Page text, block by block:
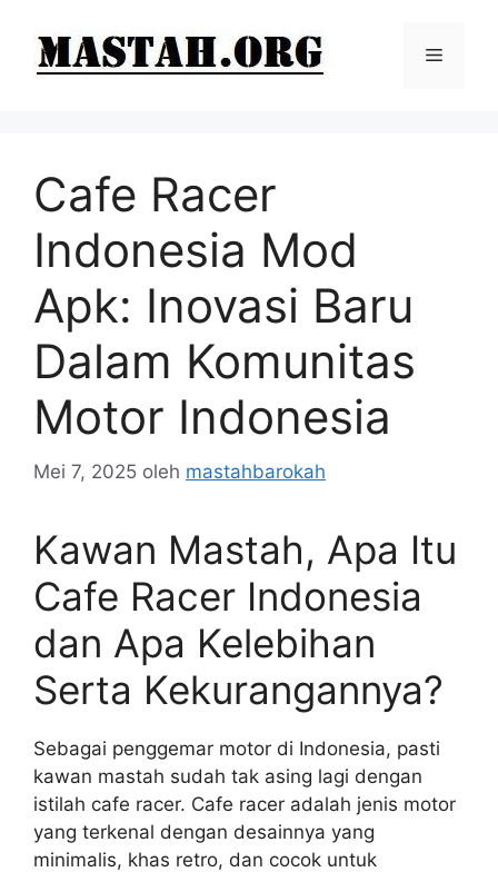
Menu
Cafe Racer
Indonesia Mod
Apk: Inovasi Baru
Dalam Komunitas
Motor Indonesia
Mei 7, 2025 oleh mastahbarokah
Kawan Mastah, Apa Itu
Cafe Racer Indonesia
dan Apa Kelebihan
Serta Kekurangannya?
Sebagai penggemar motor di Indonesia, pasti
kawan mastah sudah tak asing lagi dengan
istilah cafe racer. Cafe racer adalah jenis motor
yang terkenal dengan desainnya yang
minimalis, khas retro, dan cocok untuk